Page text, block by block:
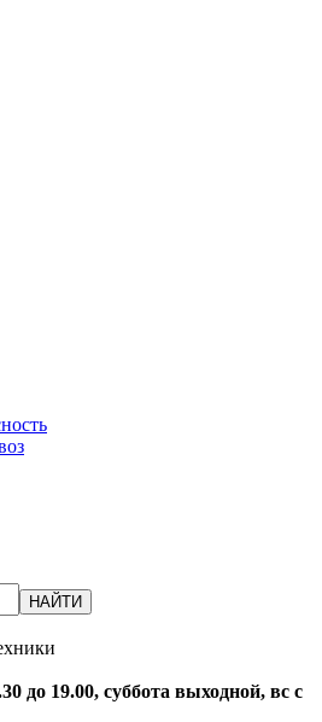
НАЙТИ
до 19.00, суббота выходной, вс с